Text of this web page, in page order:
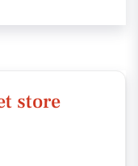
store